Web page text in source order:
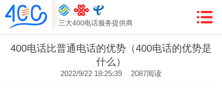
三大400电话服务提供商
400电话比普通电话的优势（400电话的优势是
什么）
2022/9/22 18:25:39 2087阅读